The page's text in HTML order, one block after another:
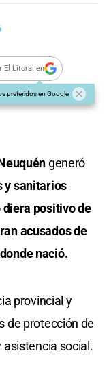
El Litoral en
preferidos en Google
generó
y sanitarios
diera positivo de
acusados de
nació.
provincial y
de protección de
asistencia social.